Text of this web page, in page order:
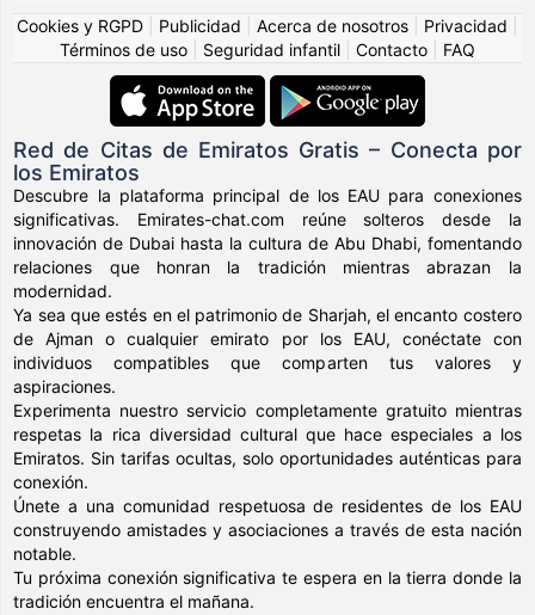
Cookies y RGPD
Publicidad Acerca de nosotros Privacidad
Términos de uso
Seguridad infantil Contacto FAQ
Red de Citas de Emiratos Gratis – Conecta por
los Emiratos
Descubre la plataforma principal de los EAU para conexiones
significativas. Emirates-chat.com reúne solteros desde la
innovación de Dubai hasta la cultura de Abu Dhabi, fomentando
relaciones que honran la tradición mientras abrazan la
modernidad.
Ya sea que estés en el patrimonio de Sharjah, el encanto costero
de Ajman o cualquier emirato por los EAU, conéctate con
individuos compatibles que comparten tus valores y
aspiraciones.
Experimenta nuestro servicio completamente gratuito mientras
respetas la rica diversidad cultural que hace especiales a los
Emiratos. Sin tarifas ocultas, solo oportunidades auténticas para
conexión.
Únete a una comunidad respetuosa de residentes de los EAU
construyendo amistades y asociaciones a través de esta nación
notable.
Tu próxima conexión significativa te espera en la tierra donde la
tradición encuentra el mañana.